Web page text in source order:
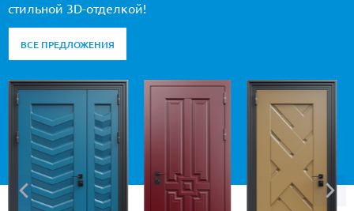
стильной 3D-отделкой!
ВСЕ ПРЕДЛОЖЕНИЯ